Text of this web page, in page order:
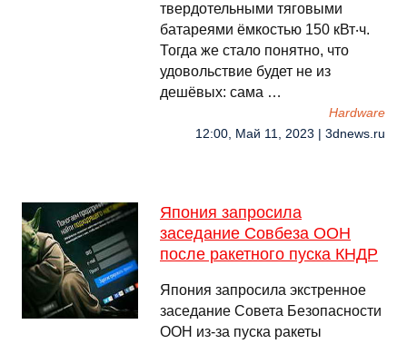
твердотельными тяговыми
батареями ёмкостью 150 кВт‧ч.
Тогда же стало понятно, что
удовольствие будет не из
дешёвых: сама …
Hardware
12:00, Май 11, 2023 | 3dnews.ru
Япония запросила
заседание Совбеза ООН
после ракетного пуска КНДР
Япония запросила экстренное
заседание Совета Безопасности
ООН из-за пуска ракеты